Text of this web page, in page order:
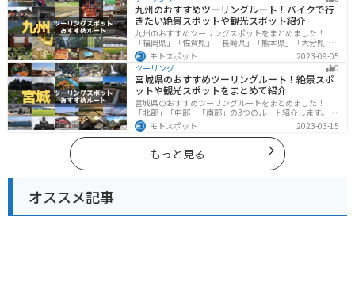
九州のおすすめツーリングルート！バイクで行
きたい絶景スポットや観光スポット紹介
九州のおすすめツーリングスポットをまとめました！
「福岡県」「佐賀県」「長崎県」「熊本県」「大分県」
「宮崎都」「鹿児島県」の各県の観光地紹介します。自
然豊かな山々や湖、温泉地が点在し、四季折々の景色を
楽しめるスポットが多数あります。バイクで九州にツー
リングに行く際は参考にしてください。
モトスポット
2023-09-05
ツーリング
0
宮城県のおすすめツーリングルート！絶景スポ
ットや観光スポットをまとめて紹介
宮城県のおすすめツーリングルートをまとめました！
「北部」「中部」「南部」の3つのルート紹介します。キ
ツネ村や広大な山や滝、湖などを歴史や自然を満喫する
ツーリングができます。バイクで宮城県にツーリングに
行く際は参考にしてください。
モトスポット 2023-03-15
もっと見る
オススメ記事